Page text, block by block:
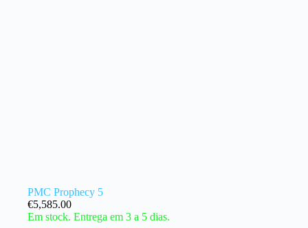
PMC Prophecy 5
€5,585.00
Em stock. Entrega em 3 a 5 dias.